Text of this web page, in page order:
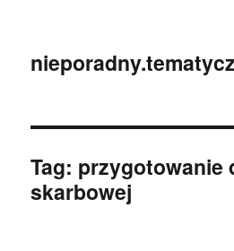
Tag: przygotowanie
skarbowej